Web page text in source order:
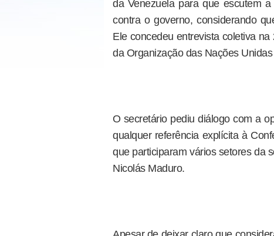
da Venezuela para que escutem
contra o governo, considerando
Ele concedeu entrevista coletiva
da Organização das Nações
O secretário pediu diálogo com a
qualquer referência explícita à
que participaram vários setores da
Nicolás Maduro.